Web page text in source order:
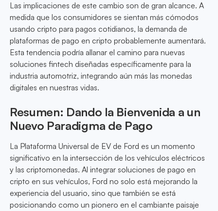
Las implicaciones de este cambio son de gran alcance. A
medida que los consumidores se sientan más cómodos
usando cripto para pagos cotidianos, la demanda de
plataformas de pago en cripto probablemente aumentará.
Esta tendencia podría allanar el camino para nuevas
soluciones fintech diseñadas específicamente para la
industria automotriz, integrando aún más las monedas
digitales en nuestras vidas.
Resumen: Dando la Bienvenida a un
Nuevo Paradigma de Pago
La Plataforma Universal de EV de Ford es un momento
significativo en la intersección de los vehículos eléctricos
y las criptomonedas. Al integrar soluciones de pago en
cripto en sus vehículos, Ford no solo está mejorando la
experiencia del usuario, sino que también se está
posicionando como un pionero en el cambiante paisaje